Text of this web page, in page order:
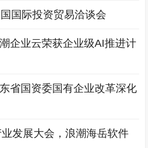
国际投资贸易洽谈会
企业云荣获企业级AI推进计
省国资委国有企业改革深化
发展大会，浪潮海岳软件